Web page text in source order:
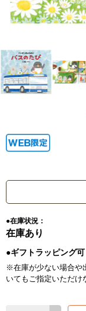
●在庫状況：
在庫あり
●ギフトラッピング可
※在庫が少ない場合や
いてもご指定いただけ